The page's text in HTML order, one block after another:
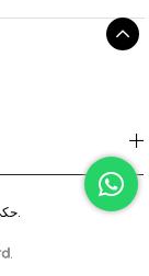
© 2022 حكي مودا- جميع الحقوق محفوظة.